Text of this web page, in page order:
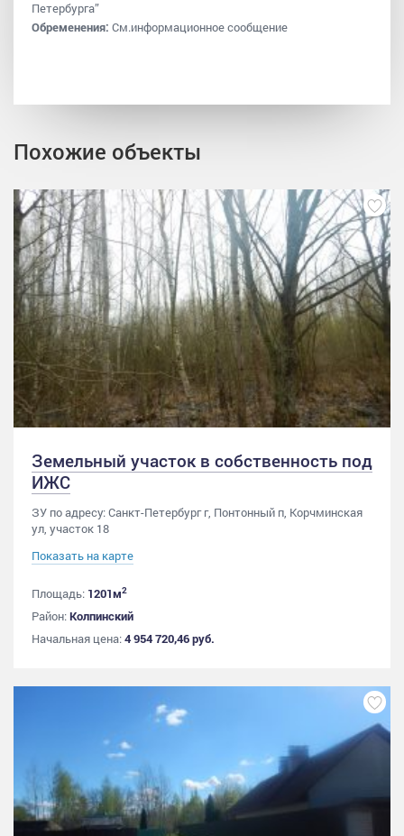
Петербурга”
Обременения: См.информационное сообщение
Похожие объекты
Земельный участок в собственность под
ИЖС
ЗУ по адресу: Санкт-Петербург г, Понтонный п, Корчминская
ул, участок 18
Показать на карте
Площадь: 1201м2
Район:Колпинский
Начальная цена:4 954 720,46 руб.